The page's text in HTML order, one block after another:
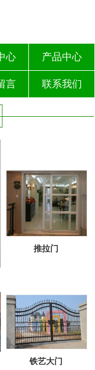
心 产品中心
言 联系我们
推拉门
铁艺大门